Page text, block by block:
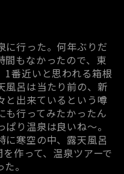
に行った。何年ぶりだ
間もなかったので、東
1番近いと思われる箱根
風呂は当たり前の、新
と出来ているという噂
も行ってみたかったん
り温泉は良いね～。
に寒空の中、露天風呂
作って、温泉ツアーで
。